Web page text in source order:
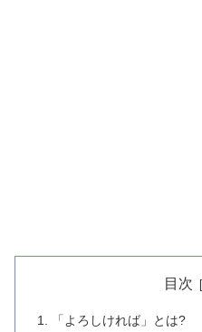
目次
「よろしければ」とは?